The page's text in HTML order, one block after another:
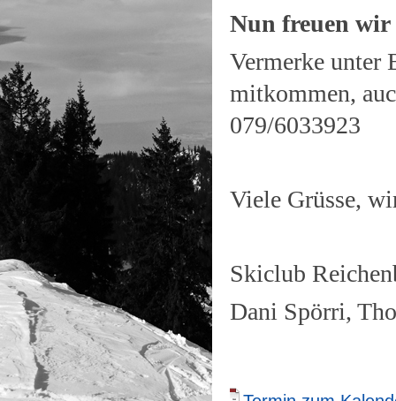
Nun freuen wir
Vermerke unter
mitkommen,
079/6033923
Viele Grüsse,
Skiclub
Dani Spörri,